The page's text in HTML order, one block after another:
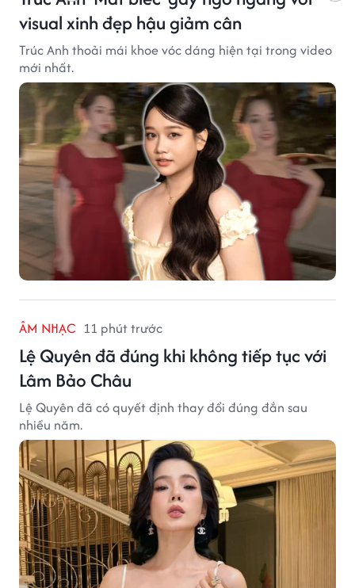
visual xinh đẹp hậu giảm cân
Trúc Anh thoải mái khoe vóc dáng hiện tại trong video
mới nhất.
ÂM NHẠC 11 phút trước
Lệ Quyên đã đúng khi không tiếp tục với
Lâm Bảo Châu
Lệ Quyên đã có quyết định thay đổi đúng đắn sau
nhiều năm.